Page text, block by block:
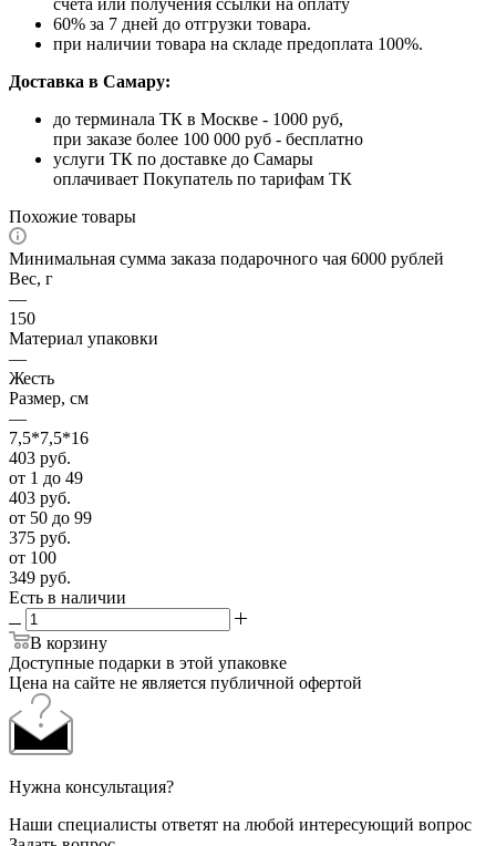
60% за 7 дней до отгрузки товара.
при наличии товара на складе предоплата 100%.
Доставка в Самару:
до терминала ТК в Москве - 1000 руб,
при заказе более 100 000 руб - бесплатно
услуги ТК по доставке до Самары
оплачивает Покупатель по тарифам ТК
Похожие товары
Минимальная сумма заказа подарочного чая 6000 рублей
Вес, г
—
150
Материал упаковки
—
Жесть
Размер, см
—
7,5*7,5*16
403 руб.
от 1 до 49
403 руб.
от 50 до 99
375 руб.
от 100
349 руб.
Есть в наличии
В корзину
Доступные подарки в этой упаковке
Цена на сайте не является публичной офертой
Нужна консультация?
Наши специалисты ответят на любой интересующий вопрос